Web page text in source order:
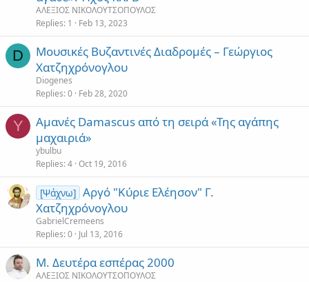
ΑΛΕΞΙΟΣ ΝΙΚΟΛΟΥΤΣΟΠΟΥΛΟΣ
Replies 1 Feb 13, 2023
D
Μουσικές Βυζαντινές Διαδρομές – Γεώργιος
Χατζηχρόνογλου
Diogenes
Replies 0 Feb 28, 2020
Y
Αμανές Damascus από τη σειρά «Της αγάπης
μαχαιριά»
ybulbu
Replies 4 Oct 19, 2016
[Ψάχνω] Αργό "Κύριε Ελέησον" Γ.
Χατζηχρόνογλου
GabrielCremeens
Replies 0 Jul 13, 2016
Μ. Δευτέρα εσπέρας 2000
ΑΛΕΞΙΟΣ ΝΙΚΟΛΟΥΤΣΟΠΟΥΛΟΣ